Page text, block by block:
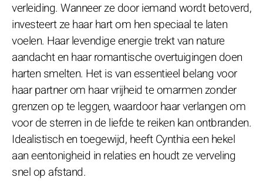
verleiding. Wanneer ze door iemand wordt betoverd,
investeert ze haar hart om hen speciaal te laten
voelen. Haar levendige energie trekt van nature
aandacht en haar romantische overtuigingen doen
harten smelten. Het is van essentieel belang voor
haar partner om haar vrijheid te omarmen zonder
grenzen op te leggen, waardoor haar verlangen om
voor de sterren in de liefde te reiken kan ontbranden.
Idealistisch en toegewijd, heeft Cynthia een hekel
aan eentonigheid in relaties en houdt ze verveling
snel op afstand.